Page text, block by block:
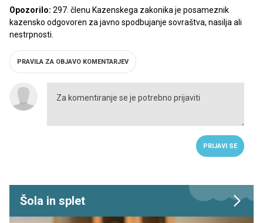
Opozorilo: 297. členu Kazenskega zakonika je posameznik
kazensko odgovoren za javno spodbujanje sovraštva, nasilja ali
nestrpnosti.
PRAVILA ZA OBJAVO KOMENTARJEV
PRIJAVI SE
Šola in splet